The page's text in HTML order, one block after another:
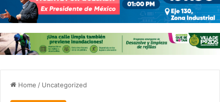
Home / Uncategorized